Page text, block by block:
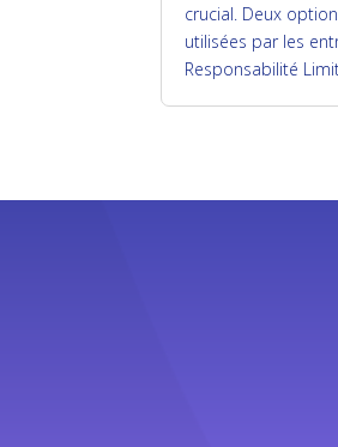
crucial. Deux
utilisées par les
Responsabilité